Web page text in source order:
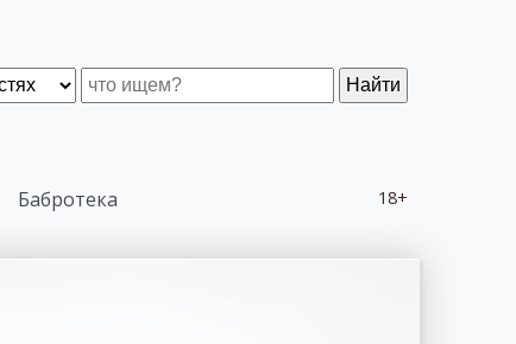
Найти
18+
Бабротека